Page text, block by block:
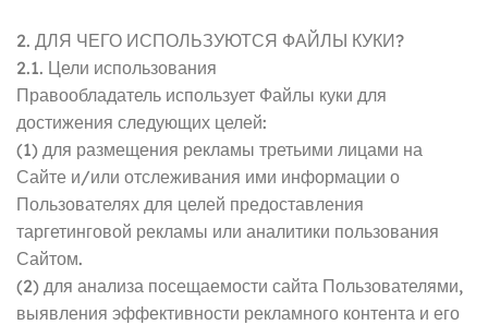
2. ДЛЯ ЧЕГО ИСПОЛЬЗУЮТСЯ ФАЙЛЫ КУКИ?
2.1. Цели использования
Правообладатель использует Файлы куки для
достижения следующих целей:
(1) для размещения рекламы третьими лицами на
Сайте и/или отслеживания ими информации о
Пользователях для целей предоставления
таргетинговой рекламы или аналитики пользования
Сайтом.
(2) для анализа посещаемости сайта Пользователями,
выявления эффективности рекламного контента и его